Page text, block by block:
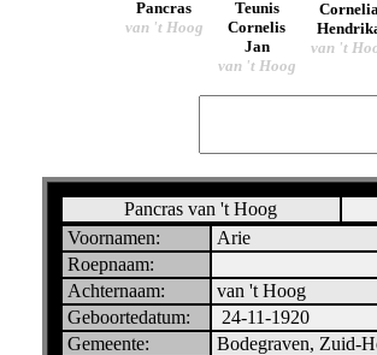
Pancras
van 't Hoog
Teunis
Cornelis
Jan
van 't Hoog
van 't
Pancras van 't Hoog
Voornamen:
Arie
Roepnaam:
Achternaam:
van 't Hoog
Geboortedatum:
24-11-1920
Gemeente:
Bodegraven, Zuid-